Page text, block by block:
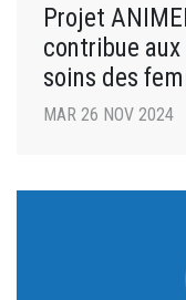
Projet
contribue aux
soins des
MAR 26 NOV 2024